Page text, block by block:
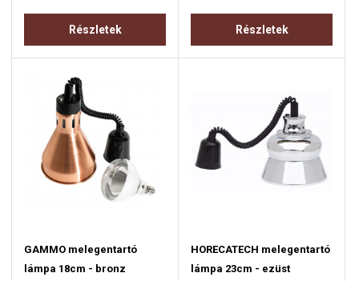
Részletek Részletek
GAMMO melegentartó
lámpa 18cm - bronz
HORECATECH melegentartó
lámpa 23cm - ezüst